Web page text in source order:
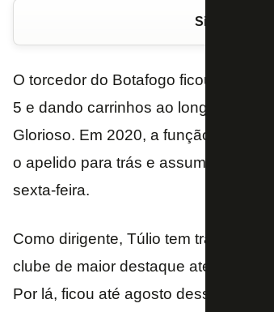
Siga o
O torcedor do Botafogo ficou
5 e dando carrinhos ao longo do
Glorioso. Em 2020, a função é
o apelido para trás e assumiu o
sexta-feira.
Como dirigente, Túlio tem trabalhos
clube de maior destaque até agora:
Por lá, ficou até agosto desse ano,